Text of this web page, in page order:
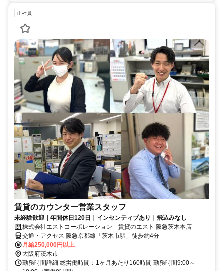
正社員
賃貸のカウンター営業スタッフ
未経験歓迎｜年間休日120日｜インセンティブあり｜飛込みなし
株式会社エストコーポレーション 賃貸のエスト 阪急茨木本店
交通・アクセス 阪急京都線「茨木市駅」徒歩約4分
月給250,000円以上
大阪府茨木市
勤務時間詳細 総労働時間：1ヶ月あたり160時間 勤務時間9:00～